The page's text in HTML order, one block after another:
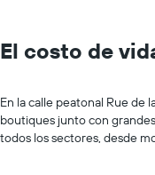
El costo de
En la calle peatonal Rue de
boutiques junto con
todos los sectores, desde